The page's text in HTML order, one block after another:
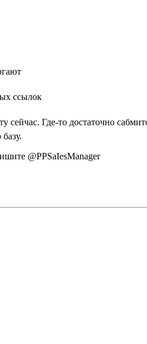
ссылок
Где-то достаточно
@PPSaIesManager